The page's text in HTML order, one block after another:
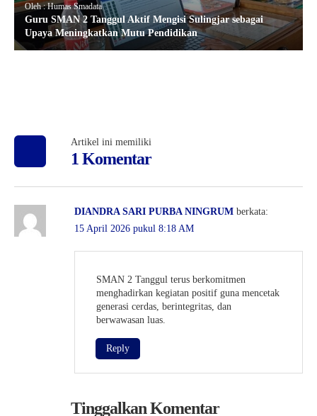
Oleh : Humas Smadata
Guru SMAN 2 Tanggul Aktif Mengisi Sulingjar sebagai
Upaya Meningkatkan Mutu Pendidikan
Artikel ini memiliki
1 Komentar
DIANDRA SARI PURBA NINGRUM berkata:
15 April 2026 pukul 8:18 AM
SMAN 2 Tanggul terus berkomitmen
menghadirkan kegiatan positif guna mencetak
generasi cerdas, berintegritas, dan
berwawasan luas.
Reply
Tinggalkan Komentar